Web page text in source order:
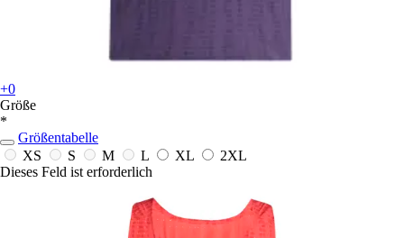
+0
Größe
*
Größentabelle
XS
S M L XL
2XL
Dieses Feld ist erforderlich